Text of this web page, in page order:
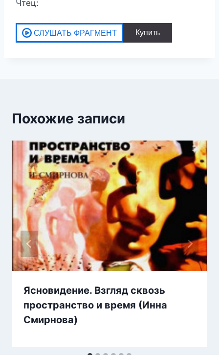
Чтец:
Похожие записи
Ясновидение. Взгляд сквозь
пространство и время (Инна
Смирнова)